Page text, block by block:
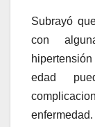
Subrayó
con
edad
enfermedad.